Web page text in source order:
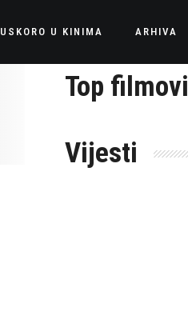
USKORO U KINIMA ARHIVA
Top filmovi
Vijesti